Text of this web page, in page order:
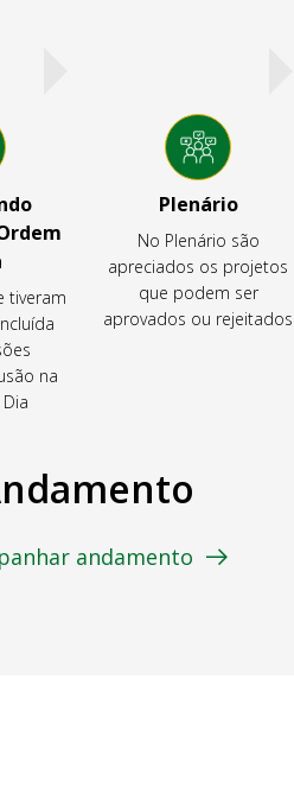
tiveram
na
Plenário
No Plenário são
apreciados os projetos
que podem ser
aprovados ou rejeitados
andamento